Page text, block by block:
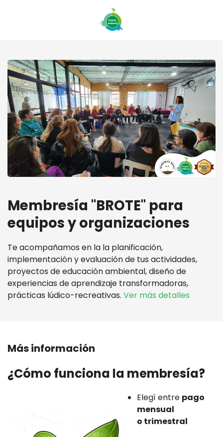
Membresía "BROTE" para
equipos y organizaciones
Te acompañamos en la la planificación,
implementación y evaluación de tus actividades,
proyectos de educación ambiental, diseño de
experiencias de aprendizaje transformadoras,
prácticas lúdico-recreativas. Ver más detalles
Más información
¿Cómo funciona la membresía? ️
Elegí entre pago
mensual
o trimestral